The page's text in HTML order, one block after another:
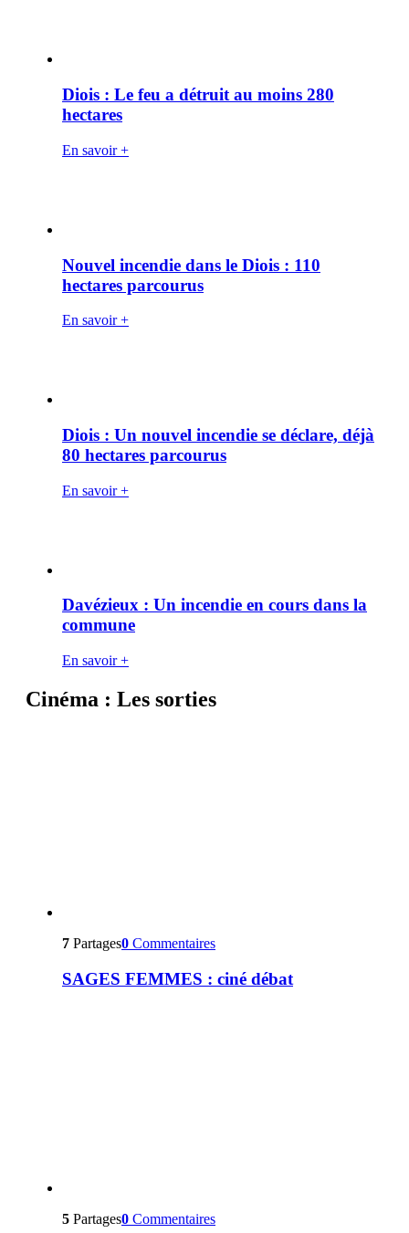
Diois : Le feu a détruit au moins 280
hectares
En savoir +
Nouvel incendie dans le Diois : 110
hectares parcourus
En savoir +
Diois : Un nouvel incendie se déclare, déjà
80 hectares parcourus
En savoir +
Davézieux : Un incendie en cours dans la
commune
En savoir +
Cinéma : Les sorties
7 Partages0 Commentaires
SAGES FEMMES : ciné débat
5 Partages0 Commentaires